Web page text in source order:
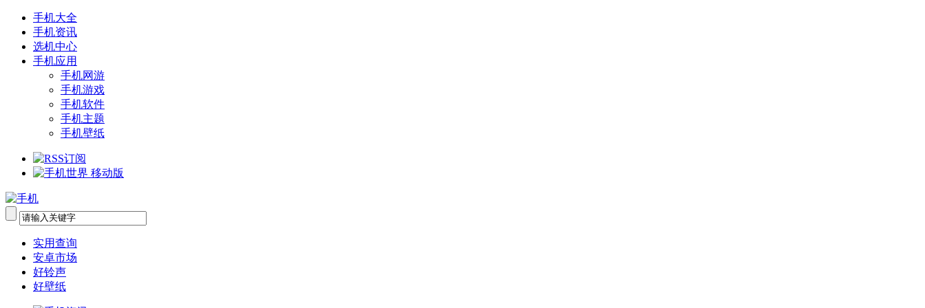
手机大全
手机资讯
选机中心
手机应用
手机网游
手机游戏
手机软件
手机主题
手机壁纸
实用查询
安卓市场
好铃声
好壁纸